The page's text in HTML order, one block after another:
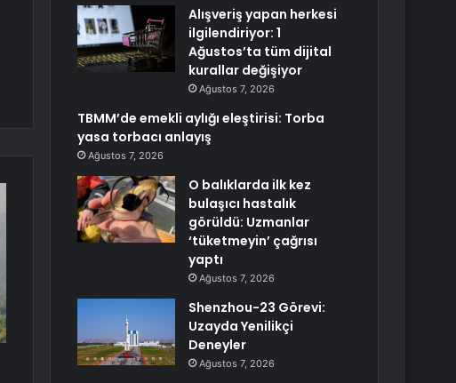
Alışveriş yapan herkesi
ilgilendiriyor: 1
Ağustos’ta tüm dijital
kurallar değişiyor
Ağustos 7, 2026
TBMM’de emekli aylığı eleştirisi: Torba
yasa torbacı anlayış
Ağustos 7, 2026
O balıklarda ilk kez
bulaşıcı hastalık
görüldü: Uzmanlar
‘tüketmeyin’ çağrısı
yaptı
Ağustos 7, 2026
Shenzhou-23 Görevi:
Uzayda Yenilikçi
Deneyler
Ağustos 7, 2026